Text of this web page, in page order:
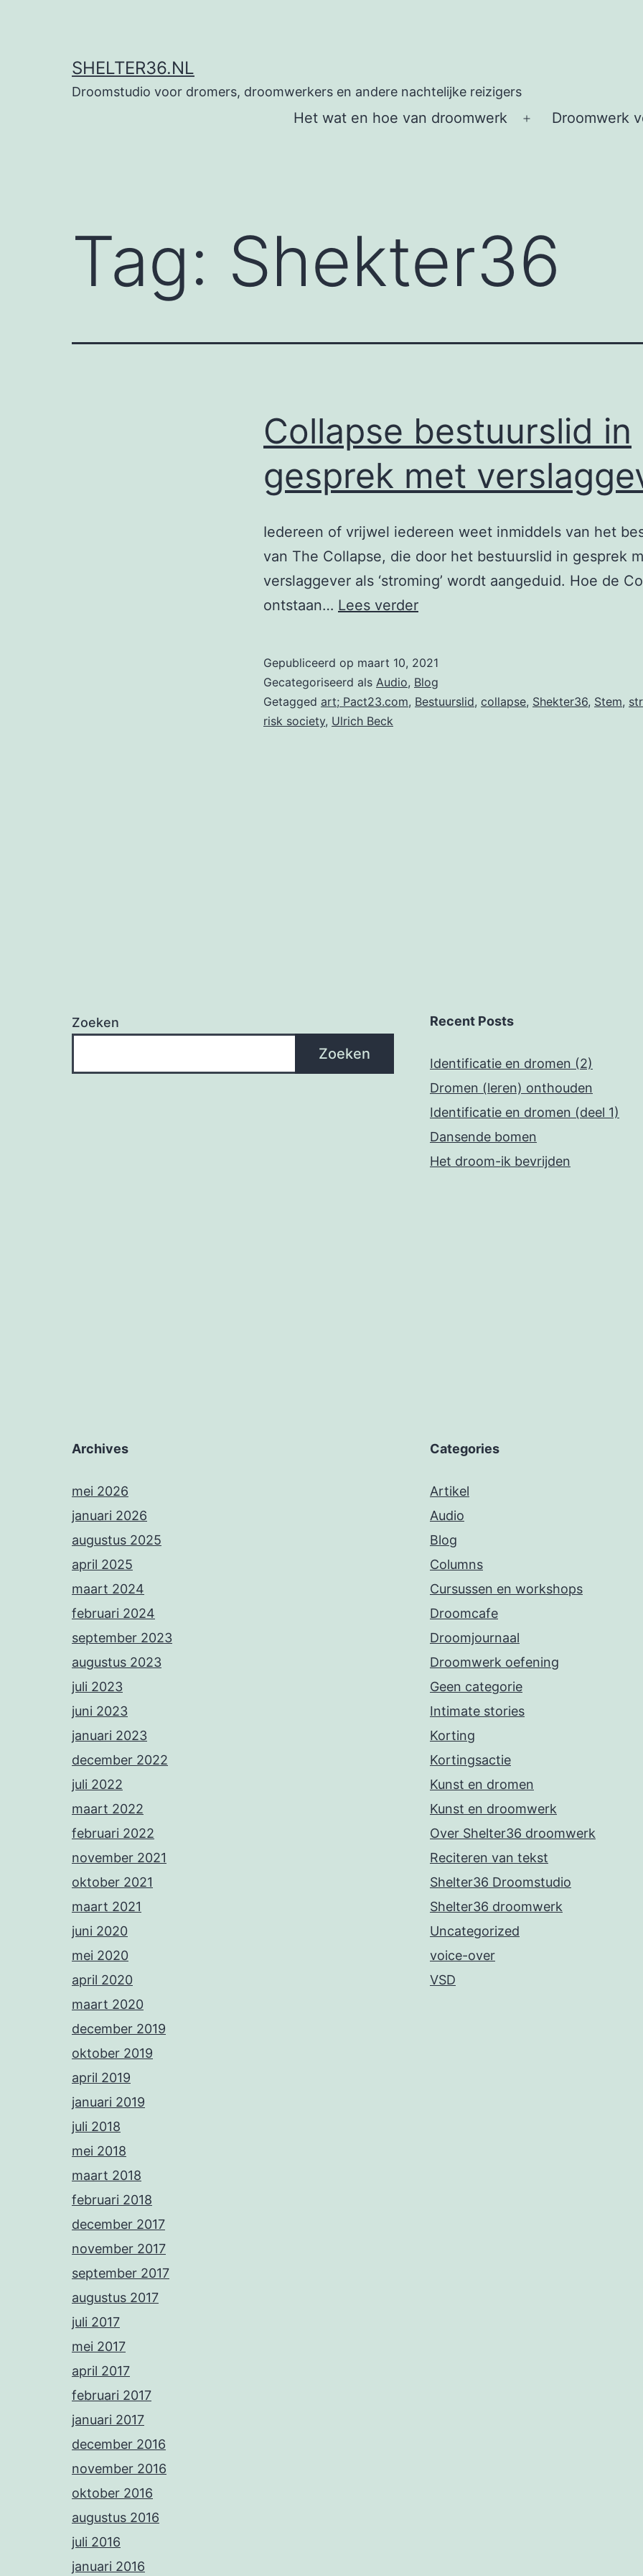
SHELTER36.NL
Droomstudio voor dromers, droomwerkers en andere nachtelijke reizigers
Het wat en hoe van droomwerk
Open
Droomwerk
Tag: Shekter36
Collapse bestuurslid in
gesprek met
Iedereen of vrijwel iedereen weet inmiddels van het
van The Collapse, die door het bestuurslid in gesprek
verslaggever als ‘stroming’ wordt aangeduid. Hoe de
ontstaan… Lees verderCollapse
gesprek
met
Gepubliceerd op maart 10, 2021
Gecategoriseerd als Audio, Blog
Getagged art; Pact23.com, Bestuurslid, collapse, Shekter36, Stem,
risk society, Ulrich Beck
Zoeken
Zoeken
Recent Posts
Identificatie en dromen (2)
Dromen (leren) onthouden
Identificatie en dromen (deel 1)
Dansende bomen
Het droom-ik bevrijden
Archives
mei 2026
januari 2026
augustus 2025
april 2025
maart 2024
februari 2024
september 2023
augustus 2023
juli 2023
juni 2023
januari 2023
december 2022
juli 2022
maart 2022
februari 2022
november 2021
oktober 2021
maart 2021
juni 2020
mei 2020
april 2020
maart 2020
december 2019
oktober 2019
april 2019
januari 2019
juli 2018
mei 2018
maart 2018
februari 2018
december 2017
november 2017
september 2017
augustus 2017
juli 2017
mei 2017
april 2017
februari 2017
januari 2017
december 2016
november 2016
oktober 2016
augustus 2016
juli 2016
januari 2016
Categories
Artikel
Audio
Blog
Columns
Cursussen en workshops
Droomcafe
Droomjournaal
Droomwerk oefening
Geen categorie
Intimate stories
Korting
Kortingsactie
Kunst en dromen
Kunst en droomwerk
Over Shelter36 droomwerk
Reciteren van tekst
Shelter36 Droomstudio
Shelter36 droomwerk
Uncategorized
voice-over
VSD